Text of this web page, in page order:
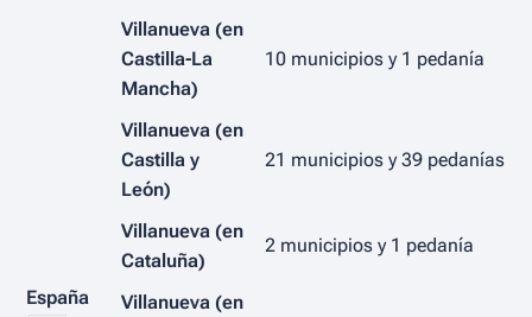
España
Villanueva (en
Castilla-La
Mancha)
10 municipios y 1 pedanía
Villanueva (en
Castilla y
León)
21 municipios y 39 pedanías
Villanueva (en
Cataluña)
2 municipios y 1 pedanía
Villanueva (en